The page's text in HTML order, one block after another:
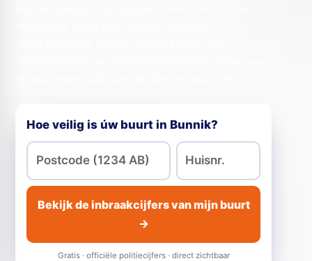
Hoe veilig is úw buurt in Bunnik?
Bekijk de inbraakcijfers van mijn buurt
→
Gratis · officiële politiecijfers · direct zichtbaar